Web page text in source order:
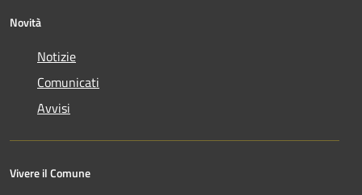
Novità
Notizie
Comunicati
Avvisi
Vivere il Comune